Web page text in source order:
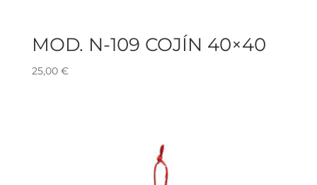
MOD. N-109 COJÍN 40×40
25,00 €